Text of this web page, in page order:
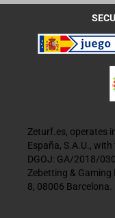
Zeturf.es, operates
España, S.A.U.,
DGOJ: GA/2018/
Zebetting & Gaming
8, 08006 Barcelona.